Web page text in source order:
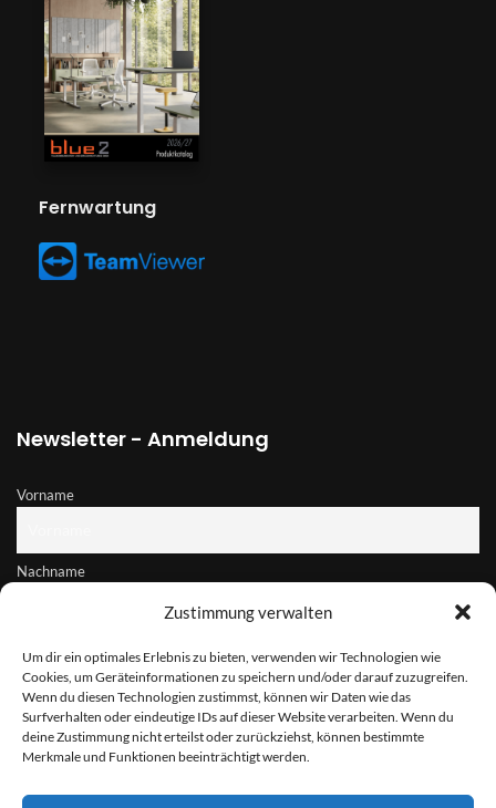
Zustimmung verwalten
Um dir ein optimales Erlebnis zu bieten, verwenden wir Technologien wie
Cookies, um Geräteinformationen zu speichern und/oder darauf zuzugreifen.
Wenn du diesen Technologien zustimmst, können wir Daten wie das
Surfverhalten oder eindeutige IDs auf dieser Website verarbeiten. Wenn du
deine Zustimmung nicht erteilst oder zurückziehst, können bestimmte
Merkmale und Funktionen beeinträchtigt werden.
Fernwartung
Newsletter - Anmeldung
Vorname
Nachname
E-Mail-Adresse
Hiermit akzeptiere ich die Datenschutzbestimmungen